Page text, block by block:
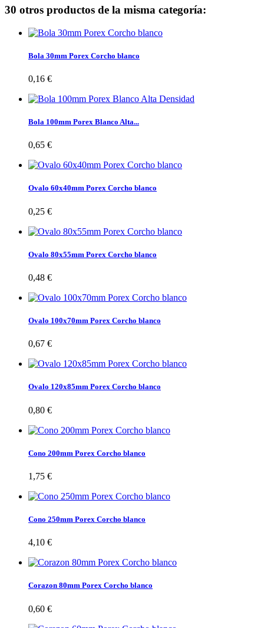
30 otros productos de la misma categoría:
Bola 30mm Porex Corcho blanco
0,16 €
Bola 100mm Porex Blanco Alta...
0,65 €
Ovalo 60x40mm Porex Corcho blanco
0,25 €
Ovalo 80x55mm Porex Corcho blanco
0,48 €
Ovalo 100x70mm Porex Corcho blanco
0,67 €
Ovalo 120x85mm Porex Corcho blanco
0,80 €
Cono 200mm Porex Corcho blanco
1,75 €
Cono 250mm Porex Corcho blanco
4,10 €
Corazon 80mm Porex Corcho blanco
0,60 €